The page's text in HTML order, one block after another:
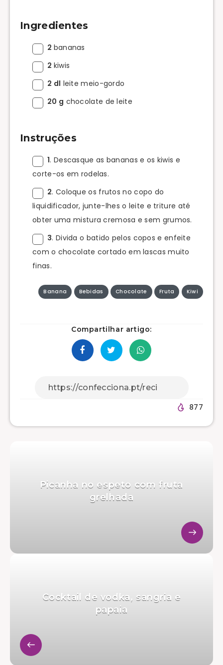
Ingredientes
2 bananas
2 kiwis
2 dl leite meio-gordo
20 g chocolate de leite
Instruções
1. Descasque as bananas e os kiwis e
corte-os em rodelas.
2. Coloque os frutos no copo do
liquidificador, junte-lhes o leite e triture até
obter uma mistura cremosa e sem grumos.
3. Divida o batido pelos copos e enfeite
com o chocolate cortado em lascas muito
finas.
Banana Bebidas Chocolate Fruta Kiwi
Compartilhar artigo:
877
Picanha no espeto com fruta
grelhada
Cocktail de vodka, sangria e
papaia